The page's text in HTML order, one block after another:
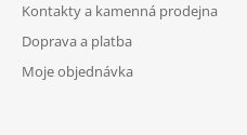
Kontakty a kamenná prodejna
Doprava a platba
Moje objednávka